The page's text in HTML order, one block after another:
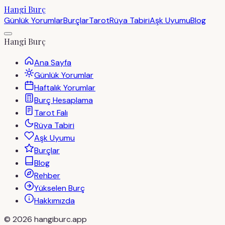
Hangi Burç
Günlük YorumlarBurçlarTarotRüya TabiriAşk UyumuBlog
Hangi Burç
Ana Sayfa
Günlük Yorumlar
Haftalık Yorumlar
Burç Hesaplama
Tarot Falı
Rüya Tabiri
Aşk Uyumu
Burçlar
Blog
Rehber
Yükselen Burç
Hakkımızda
© 2026 hangiburc.app